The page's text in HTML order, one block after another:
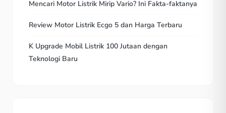
Mencari Motor Listrik Mirip Vario? Ini Fakta-faktanya
Review Motor Listrik Ecgo 5 dan Harga Terbaru
K Upgrade Mobil Listrik 100 Jutaan dengan
Teknologi Baru